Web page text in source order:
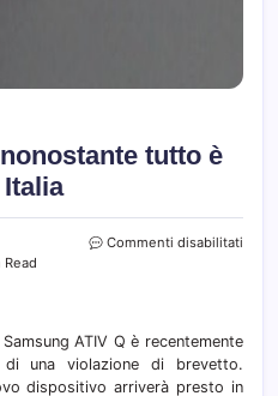
tutto è
Read
Commenti disabilitati
tutto
in
ATIV Q è recentemente
una violazione di brevetto.
dispositivo arriverà presto in